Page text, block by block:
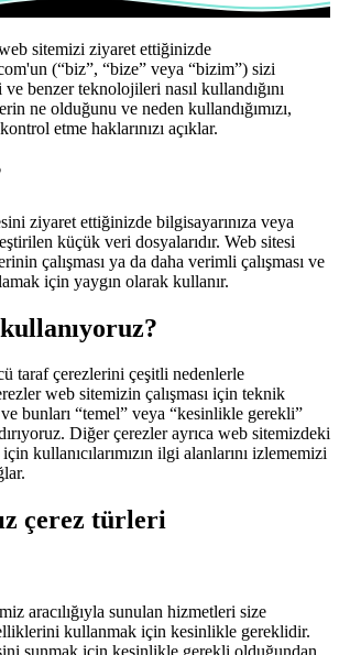
sitemizi ziyaret ettiğinizde
(“biz”, “bize” veya “bizim”) sizi
benzer teknolojileri nasıl kullandığını
ne olduğunu ve neden kullandığımızı,
etme haklarınızı açıklar.
ziyaret ettiğinizde bilgisayarınıza veya
küçük veri dosyalarıdır. Web sitesi
çalışması ya da daha verimli çalışması ve
için yaygın olarak kullanır.
taraf çerezlerini çeşitli nedenlerle
web sitemizin çalışması için teknik
bunları “temel” veya “kesinlikle gerekli”
Diğer çerezler ayrıca web sitemizdeki
kullanıcılarımızın ilgi alanlarını izlememizi
çerez türleri
aracılığıyla sunulan hizmetleri size
kullanmak için kesinlikle gereklidir.
sunmak için kesinlikle gerekli olduğundan